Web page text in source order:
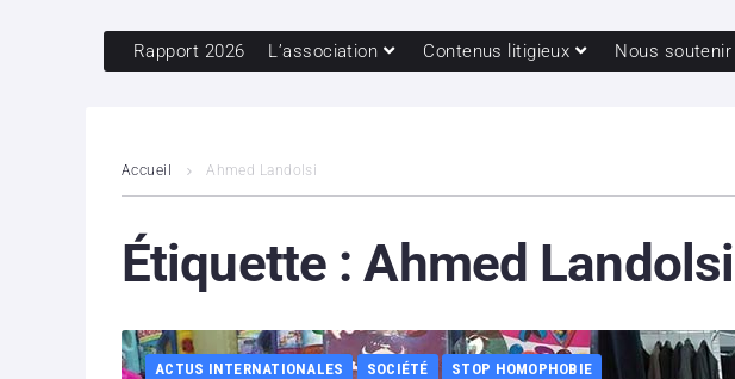
Rapport 2026 L’association Contenus litigieux Nous soutenir
Accueil Ahmed Landolsi
Étiquette :Ahmed Landolsi
ACTUS INTERNATIONALES SOCIÉTÉ STOP HOMOPHOBIE